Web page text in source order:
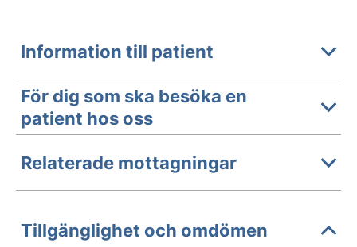
Information till patient
För dig som ska besöka en
patient hos oss
Relaterade mottagningar
Tillgänglighet och omdömen